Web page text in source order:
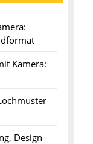
Kamera:
Design